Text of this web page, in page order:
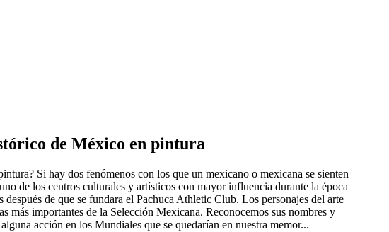
de México en pintura
Si hay dos fenómenos con los que un mexicano o mexicana se sienten
de los centros culturales y artísticos con mayor influencia durante la época
de que se fundara el Pachuca Athletic Club. Los personajes del arte
más importantes de la Selección Mexicana. Reconocemos sus nombres y
acción en los Mundiales que se quedarían en nuestra memor...